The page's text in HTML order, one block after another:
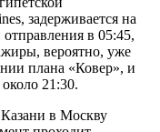
задерживается на
в 05:45,
вероятно, уже
плана «Ковер», и
21:30.
в Москву